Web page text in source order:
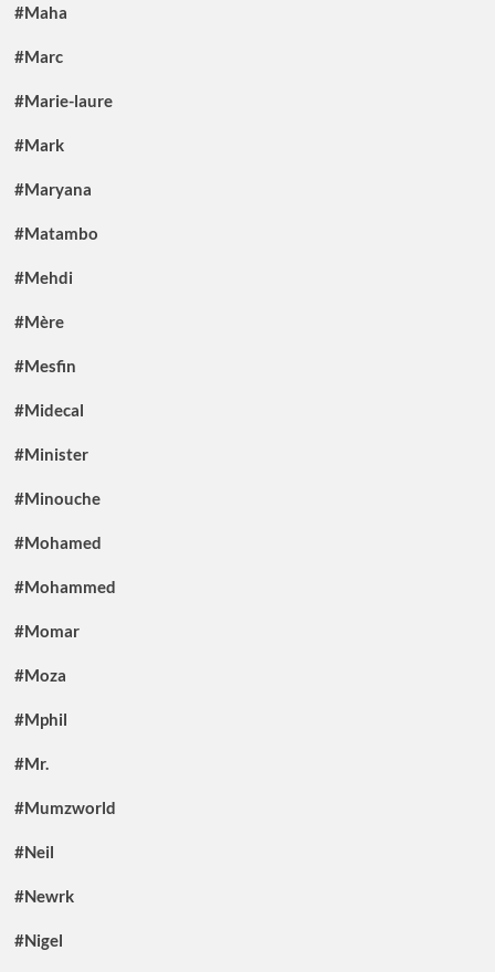
#Maha
#Marc
#Marie-laure
#Mark
#Maryana
#Matambo
#Mehdi
#Mère
#Mesfin
#Midecal
#Minister
#Minouche
#Mohamed
#Mohammed
#Momar
#Moza
#Mphil
#Mr.
#Mumzworld
#Neil
#Newrk
#Nigel